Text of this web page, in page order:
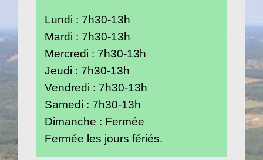
Lundi : 7h30-13h
Mardi : 7h30-13h
Mercredi : 7h30-13h
Jeudi : 7h30-13h
Vendredi : 7h30-13h
Samedi : 7h30-13h
Dimanche : Fermée
Fermée les jours fériés.